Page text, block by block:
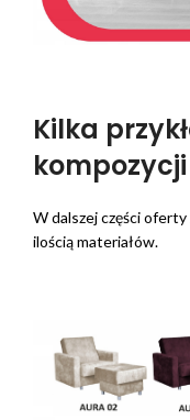
Kilka
kompozycji
W dalszej części oferty
ilością materiałów.